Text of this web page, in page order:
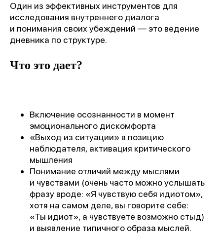
Один из эффективных инструментов для
исследования внутреннего диалога
и понимания своих убеждений — это ведение
дневника по структуре.
Что это дает?
Включение осознанности в момент
эмоционального дискомфорта
«Выход из ситуации» в позицию
наблюдателя, активация критического
мышления
Понимание отличий между мыслями
и чувствами (очень часто можно услышать
фразу вроде: «Я чувствую себя идиотом»,
хотя на самом деле, вы говорите себе:
«Ты идиот», а чувствуете возможно стыд)
и выявление типичного образа мыслей.